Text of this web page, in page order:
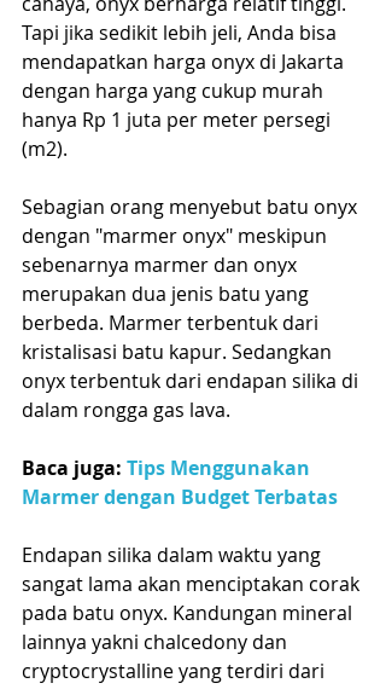
Tapi jika sedikit lebih jeli, Anda bisa
mendapatkan harga onyx di Jakarta
dengan harga yang cukup murah
hanya Rp 1 juta per meter persegi
(m2).
Sebagian orang menyebut batu onyx
dengan "marmer onyx" meskipun
sebenarnya marmer dan onyx
merupakan dua jenis batu yang
berbeda. Marmer terbentuk dari
kristalisasi batu kapur. Sedangkan
onyx terbentuk dari endapan silika di
dalam rongga gas lava.
Baca juga: Tips Menggunakan
Marmer dengan Budget Terbatas
Endapan silika dalam waktu yang
sangat lama akan menciptakan corak
pada batu onyx. Kandungan mineral
lainnya yakni chalcedony dan
cryptocrystalline yang terdiri dari